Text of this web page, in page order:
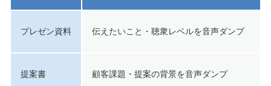
プレゼン資料 伝えたいこと・聴衆レベルを音声ダンプ
提案書 顧客課題・提案の背景を音声ダンプ